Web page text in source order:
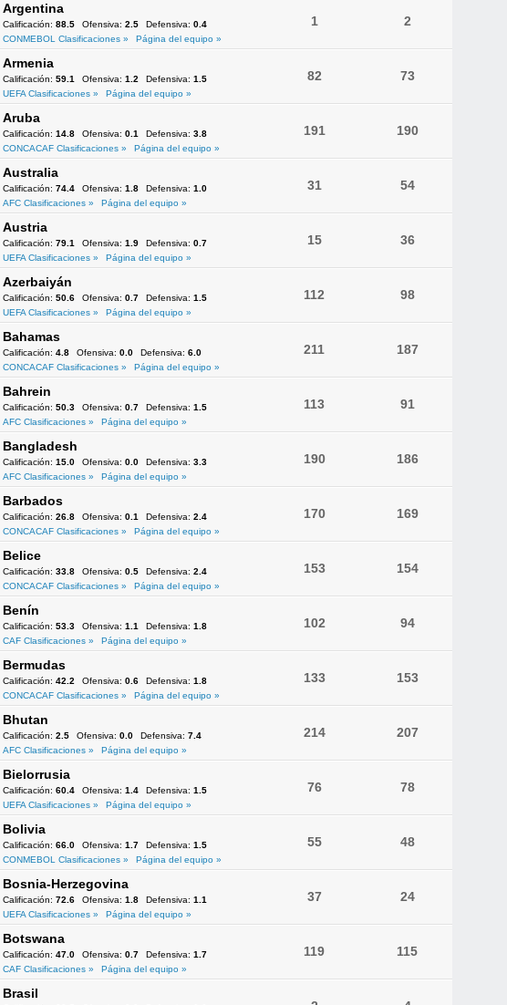
Argentina
Calificación: 88.5 Ofensiva: 2.5 Defensiva: 0.4
CONMEBOL Clasificaciones »
Página del equipo »
1 2
Armenia
Calificación: 59.1 Ofensiva: 1.2 Defensiva: 1.5
UEFA Clasificaciones »
Página del equipo »
82 73
Aruba
Calificación: 14.8 Ofensiva: 0.1 Defensiva: 3.8
CONCACAF Clasificaciones »
Página del equipo »
191 190
Australia
Calificación: 74.4 Ofensiva: 1.8 Defensiva: 1.0
AFC Clasificaciones »
Página del equipo »
31 54
Austria
Calificación: 79.1 Ofensiva: 1.9 Defensiva: 0.7
UEFA Clasificaciones »
Página del equipo »
15 36
Azerbaiyán
Calificación: 50.6 Ofensiva: 0.7 Defensiva: 1.5
UEFA Clasificaciones »
Página del equipo »
112 98
Bahamas
Calificación: 4.8 Ofensiva: 0.0 Defensiva: 6.0
CONCACAF Clasificaciones »
Página del equipo »
211 187
Bahrein
Calificación: 50.3 Ofensiva: 0.7 Defensiva: 1.5
AFC Clasificaciones »
Página del equipo »
113 91
Bangladesh
Calificación: 15.0 Ofensiva: 0.0 Defensiva: 3.3
AFC Clasificaciones »
Página del equipo »
190 186
Barbados
Calificación: 26.8 Ofensiva: 0.1 Defensiva: 2.4
CONCACAF Clasificaciones »
Página del equipo »
170 169
Belice
Calificación: 33.8 Ofensiva: 0.5 Defensiva: 2.4
CONCACAF Clasificaciones »
Página del equipo »
153 154
Benín
Calificación: 53.3 Ofensiva: 1.1 Defensiva: 1.8
CAF Clasificaciones »
Página del equipo »
102 94
Bermudas
Calificación: 42.2 Ofensiva: 0.6 Defensiva: 1.8
CONCACAF Clasificaciones »
Página del equipo »
133 153
Bhutan
Calificación: 2.5 Ofensiva: 0.0 Defensiva: 7.4
AFC Clasificaciones »
Página del equipo »
214 207
Bielorrusia
Calificación: 60.4 Ofensiva: 1.4 Defensiva: 1.5
UEFA Clasificaciones »
Página del equipo »
76 78
Bolivia
Calificación: 66.0 Ofensiva: 1.7 Defensiva: 1.5
CONMEBOL Clasificaciones »
Página del equipo »
55 48
Bosnia-Herzegovina
Calificación: 72.6 Ofensiva: 1.8 Defensiva: 1.1
UEFA Clasificaciones »
Página del equipo »
37 24
Botswana
Calificación: 47.0 Ofensiva: 0.7 Defensiva: 1.7
CAF Clasificaciones »
Página del equipo »
119 115
Brasil